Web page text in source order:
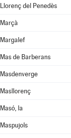
Llorenç del Penedès
Marçà
Margalef
Mas de Barberans
Masdenverge
Masllorenç
Masó, la
Maspujols